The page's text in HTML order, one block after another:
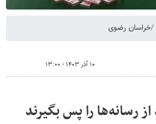
خراسان رضوی
۱۰ آذر ۱۴۰۳ - ۱۳:۰۰
رسانه‌ها را پس بگیرند